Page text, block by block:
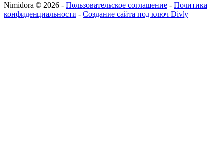
Nimidora © 2026 - Пользовательское соглашение - Политика
конфиденциальности - Создание сайта под ключ Divly